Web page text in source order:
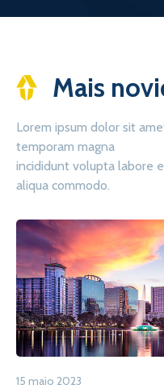
Mais
Lorem ipsum dolor sit
temporam magna
incididunt volupta labore
aliqua commodo.
15 maio 2023